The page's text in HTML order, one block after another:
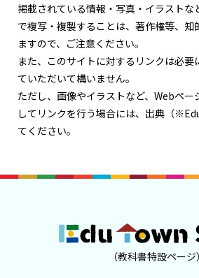
掲載されている情報・写真・イラストな
で複写・複製することは、著作権等、知
ますので、ご注意ください。
また、このサイトに対するリンクは必要
ていただいて構いません。
ただし、画像やイラストなど、Webペー
してリンクを行う場合には、出典（
てください。
（教科書特設ページ）